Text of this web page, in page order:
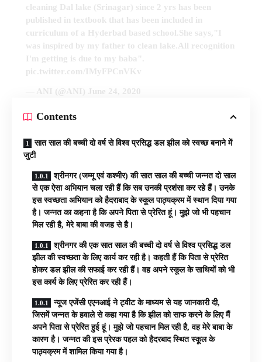
cleaning Dal lake (Srinagar) since 2 yrs has been
published in textbook that has been included in
curriculum of a Hyderbad based school.She says,"I
was inspired by my father to clean lake.All recognition
I'm getting is due to my baba".
pic.twitter.com/IMyFPCnVKv
— ANI (@ANI) June 24, 2020
Contents
सात साल की बच्ची दो वर्ष से विश्व प्रसिद्ध डल झील को स्वच्छ बनाने में
जुटी
श्रीनगर (जम्मू एवं कश्मीर) की सात साल की बच्ची जन्नत दो साल
से एक ऐसा अभियान चला रही हैं कि सब उनकी प्रशंसा कर रहे हैं। उनके
इस स्वच्छता अभियान को हैदराबाद के स्कूल पाठ्यक्रम में स्थान दिया गया
है। जन्नत का कहना है कि अपने पिता से प्रेरित हूं। मुझे जो भी पहचान
मिल रही है, मेरे बाबा की वजह से है।
श्रीनगर की एक सात साल की बच्ची दो वर्ष से विश्व प्रसिद्ध डल
झील की स्वच्छता के लिए कार्य कर रही है। कहती हैं कि पिता से प्रेरित
होकर डल झील की सफाई कर रही हैं। वह अपने स्कूल के साथियों को भी
इस कार्य के लिए प्रेरित कर रही हैं।
न्यूज एजेंसी एएनआई ने ट्वीट के माध्यम से यह जानकारी दी,
जिसमें जन्नत के हवाले से कहा गया है कि झील को साफ करने के लिए मैं
अपने पिता से प्रेरित हुई हूं। मुझे जो पहचान मिल रही है, वह मेरे बाबा के
कारण है। जन्नत की इस प्रेरक पहल को हैदरबाद स्थित स्कूल के
पाठ्यक्रम में शामिल किया गया है।